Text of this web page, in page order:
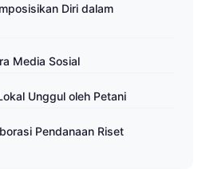
Diri dalam
Media Sosial
Unggul oleh Petani
Pendanaan Riset